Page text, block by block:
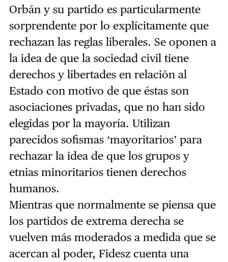
Orbán y su partido es particularmente
sorprendente por lo explícitamente que
rechazan las reglas liberales. Se oponen a
la idea de que la sociedad civil tiene
derechos y libertades en relación al
Estado con motivo de que éstas son
asociaciones privadas, que no han sido
elegidas por la mayoría. Utilizan
parecidos sofismas ‘mayoritarios’ para
rechazar la idea de que los grupos y
etnias minoritarios tienen derechos
humanos.
Mientras que normalmente se piensa que
los partidos de extrema derecha se
vuelven más moderados a medida que se
acercan al poder, Fidesz cuenta una